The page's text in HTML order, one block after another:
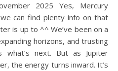
can find plenty info on that
is up to ^^ We’ve been on a
horizons, and trusting
next. But as Jupiter
the energy turns inward. It’s